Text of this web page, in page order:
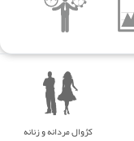
کژوال مردانه و زنانه